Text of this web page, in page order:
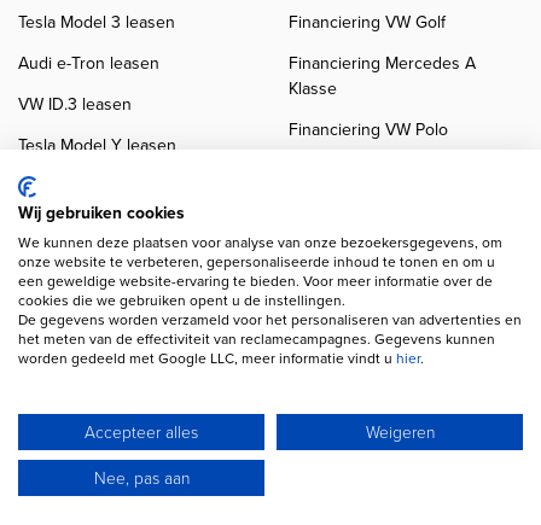
Tesla Model 3 leasen
Audi e-Tron leasen
VW ID.3 leasen
Tesla Model Y leasen
VW ID.4 leasen
Financiering VW Golf
Financiering Mercedes A
Klasse
Financiering VW Polo
Copyright navigation
Klanten beoordelingen
Autobedrijven
Wij gebruiken AI voor afbeeldingen en teksten
© 2026 Autofinancier
Powered by 1FS.nl
Wij gebruiken cookies
We kunnen deze plaatsen voor analyse van onze bezoekersgegevens, om
onze website te verbeteren, gepersonaliseerde inhoud te tonen en om u
een geweldige website-ervaring te bieden. Voor meer informatie over de
cookies die we gebruiken opent u de instellingen.
De gegevens worden verzameld voor het personaliseren van advertenties en
het meten van de effectiviteit van reclamecampagnes. Gegevens kunnen
worden gedeeld met Google LLC, meer informatie vindt u hier.
Accepteer alles
Weigeren
Nee, pas aan